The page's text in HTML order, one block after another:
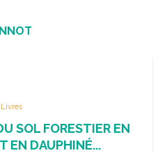
Livres
SOL FORESTIER EN
EN DAUPHINÉ...